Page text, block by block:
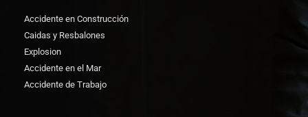
Accidente en Construcción
Caidas y Resbalones
Explosion
Accidente en el Mar
Accidente de Trabajo